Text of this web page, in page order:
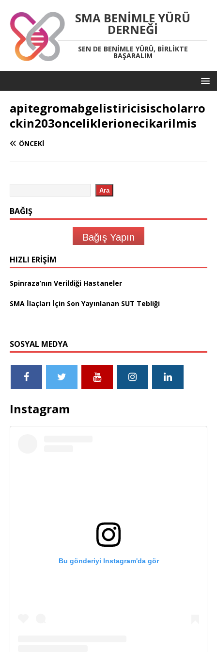
SMA BENIMLE YÜRÜ
DERNEĞI
SEN DE BENIMLE YÜRÜ, BIRLIKTE
BAŞARALIM
apitegromabgelistiricisischolarro
ckin203onceliklerionecikarilmis
ÖNCEKI
Ara
BAĞIŞ
Bağış Yapın
HIZLI ERIŞIM
Spinraza’nın Verildiği Hastaneler
SMA İlaçları İçin Son Yayınlanan SUT Tebliği
SOSYAL MEDYA
Instagram
Bu gönderiyi Instagram'da gör